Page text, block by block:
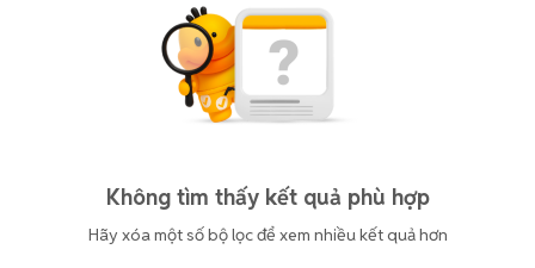
Không tìm thấy kết quả phù hợp
Hãy xóa một số bộ lọc để xem nhiều kết quả hơn